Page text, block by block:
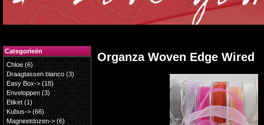
Organza Woven Edge Wired
Categorieën
Chloe(6)
Draagtassen blanco(3)
Easy Box->(18)
Enveloppen (3)
Etiket(1)
Kubus->(66)
Magneetdozen->(6)